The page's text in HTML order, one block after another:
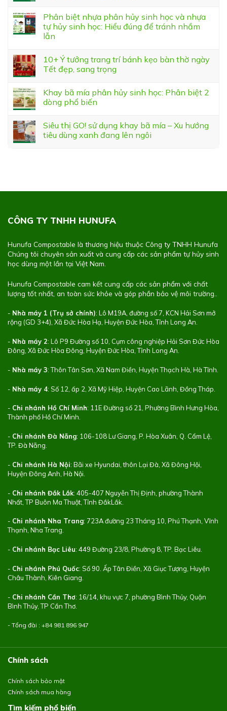
Phân biệt nhựa phân hủy sinh học và nhựa
tự hủy sinh học: Hiểu đúng để tránh nhầm
lẫn
10+ Ý tưởng trang trí bánh kẹo bàn thờ ngày
Tết đẹp, sang trọng
Khay bã mía phân hủy sinh học: Phân biệt 2
dòng phổ biến
Siêu thị GO! sử dụng khay bã mía – Xu hướng
tiêu dùng xanh đang lên ngôi
CÔNG TY TNHH HUNUFA
Hunufa Compostable là thương hiệu thuộc Công ty TNHH Hunufa
Chúng tôi chuyên sản xuất và cung cấp các sản phẩm tự hủy sinh
học dùng một lần tại Việt Nam.
Hunufa Compostable cam kết cung cấp các sản phẩm với chất
lượng tốt nhất, an toàn sức khỏe và góp phần bảo vệ môi trường..
- Nhà máy 1 (Trụ sở chính): Lô M19A, đường số 7, KCN Hải Sơn mở
rộng (GD 3+4), Xã Đức Hòa Hạ, Huyện Đức Hòa, Tỉnh Long An.
- Nhà máy 2: Lô P9 Đường số 10, Cụm công nghiệp Hải Sơn Đức Hòa
Đông, Xã Đức Hòa Đông, Huyện Đức Hòa, Tỉnh Long An.
- Nhà máy 3: Thôn Tân Sơn, Xã Nam Điền, Huyện Thạch Hà, Hà Tĩnh.
- Nhà máy 4: Số 12, ấp 2, Xã Mỹ Hiệp, Huyện Cao Lãnh, Đồng Tháp.
- Chi nhánh Hồ Chí Minh: 11E Đường số 21, Phường Bình Hưng Hòa,
Thành phố Hồ Chí Minh.
- Chi nhánh Đà Nẵng: 106-108 Lư Giang, P. Hòa Xuân, Q. Cẩm Lệ,
TP. Đà Nẵng.
- Chi nhánh Hà Nội: Bãi xe Hyundai, thôn Lại Đà, Xã Đông Hội,
Huyện Đông Anh, Hà Nội.
- Chi nhánh Đắk Lắk: 405-407 Nguyễn Thị Định, phường Thành
Nhất, TP Buôn Ma Thuột, Tỉnh ĐắkLắk.
- Chi nhánh Nha Trang: 723A đường 23 Tháng 10, Phú Thạnh, Vĩnh
Thạnh, Nha Trang.
- Chi nhánh Bạc Liêu: 449 Đường 23/8, Phường 8, TP. Bạc Liêu.
- Chi nhánh Phú Quốc: Số 90. Ấp Tân Điền, Xã Giục Tượng, Huyện
Châu Thành, Kiên Giang.
- Chi nhánh Cần Thơ: 16/14, khu vực 7, phường Bình Thủy, Quận
Bình Thủy, TP Cần Thơ.
- Tổng đài : +84 981 896 947
Chính sách
Chính sách bảo mật
Chính sách mua hàng
Tìm kiếm phổ biến